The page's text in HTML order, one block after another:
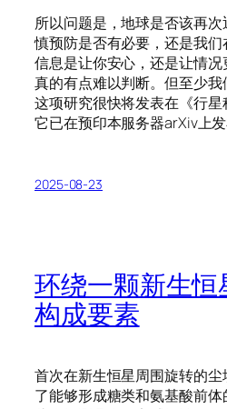
所以问题是，地球是否该再
慎预防是否有必要，还是我
信息是让你安心，还是让情况
真的有点难以判断。但至少我
这项研究很快将发表在《行星
它已在预印本服务器arXiv上发
2025-08-23
环绕一颗新生
构成要素
首次在新生恒星周围旋转的
了能够形成糖类和氨基酸前体